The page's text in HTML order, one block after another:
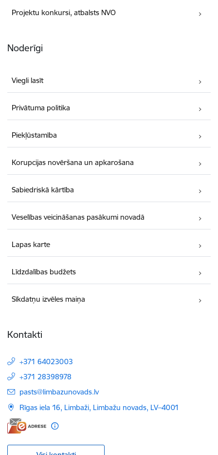
Projektu konkursi, atbalsts NVO
Noderīgi
Viegli lasīt
Privātuma politika
Piekļūstamība
Korupcijas novēršana un apkarošana
Sabiedriskā kārtība
Veselības veicināšanas pasākumi novadā
Lapas karte
Līdzdalības budžets
Sīkdatņu izvēles maiņa
Kontakti
+371 64023003
+371 28398978
E-pasts:
pasts@limbazunovads.lv
Rīgas iela 16, Limbaži, Limbažu novads, LV–4001